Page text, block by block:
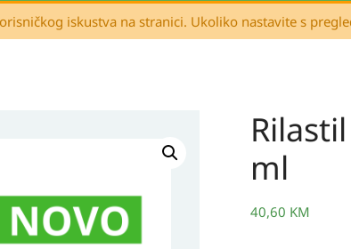
iskustva na stranici. Ukoliko nastavite s
ml
40,60 KM
Acnestil